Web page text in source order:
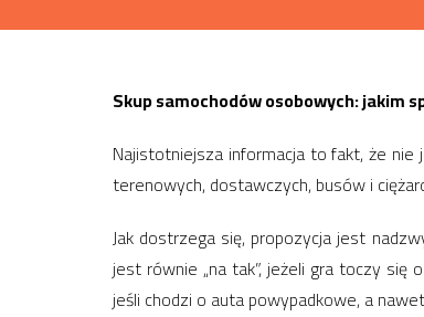
Skup samochodów osobowych: jakim
Najistotniejsza informacja to fakt, że nie
terenowych, dostawczych, busów i
Jak dostrzega się, propozycja jest
jest równie „na tak”, jeżeli gra toczy
jeśli chodzi o auta powypadkowe, a